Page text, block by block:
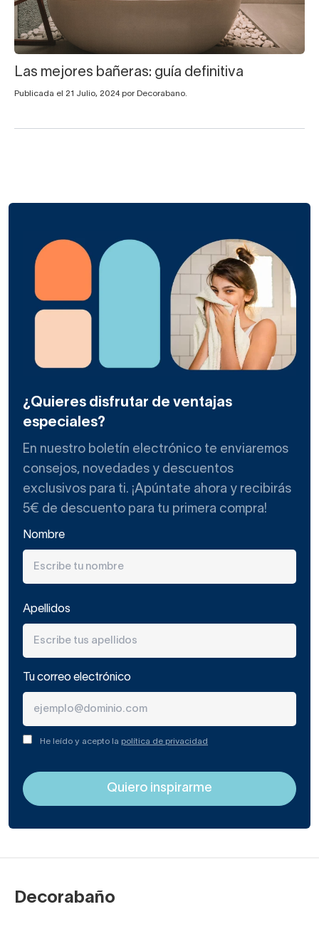
Las mejores bañeras: guía definitiva
Publicada el 21 Julio, 2024 por Decorabano.
¿Quieres disfrutar de ventajas
especiales?
En nuestro boletín electrónico te enviaremos
consejos, novedades y descuentos
exclusivos para ti. ¡Apúntate ahora y recibirás
5€ de descuento para tu primera compra!
Nombre
Apellidos
Tu correo electrónico
He leído y acepto la política de privacidad
Decorabaño